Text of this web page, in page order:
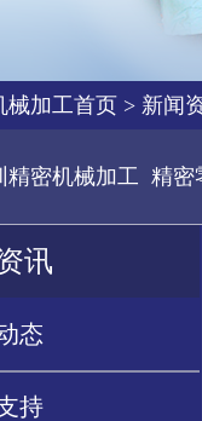
械加工首页 > 新闻
精密机械加工 精密
讯
态
持